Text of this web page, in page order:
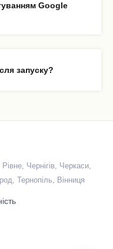
Google
запуску?
Чернігів, Черкаси,
Тернопіль, Вінниця